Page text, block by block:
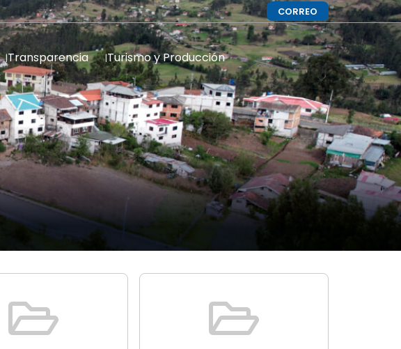
CORREO
Transparencia Turismo y Producción